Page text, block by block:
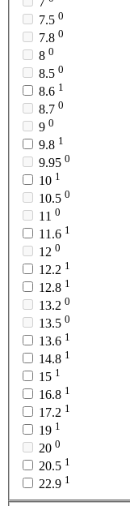
7.5 0
7.8 0
8 0
8.5 0
8.6 1
8.7 0
9 0
9.8 1
9.95 0
10 1
10.5 0
11 0
11.6 1
12 0
12.2 1
12.8 1
13.2 0
13.5 0
13.6 1
14.8 1
15 1
16.8 1
17.2 1
19 1
20 0
20.5 1
22.9 1